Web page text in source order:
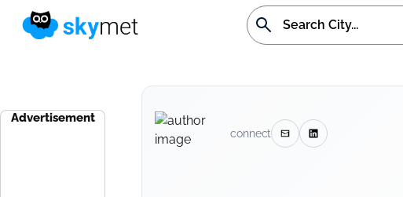
Advertisement
connect